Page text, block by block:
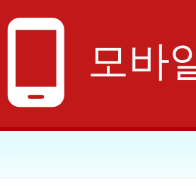
phone_android 모바